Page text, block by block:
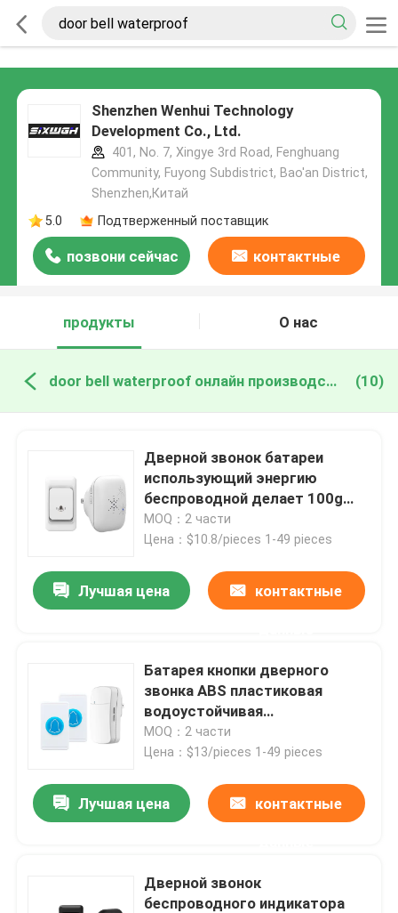
Shenzhen Wenhui Technology
Development Co., Ltd.
401, No. 7, Xingye 3rd Road, Fenghuang
Community, Fuyong Subdistrict, Bao'an District,
Shenzhen,Китай
5.0
Подтверженный поставщик
позвони сейчас контактные
продукты
О нас
door bell waterproof онлайн производство (10)
Дверной звонок батареи
использующий энергию
беспроводной делает 100g
дверной звонок водостойким
сигнала Ip55 беспроводной
MOQ：2 части
Цена：$10.8/pieces 1-49 pieces
Лучшая цена контактные
Батарея кнопки дверного
звонка ABS пластиковая
водоустойчивая
использующая энергию
MOQ：2 части
Цена：$13/pieces 1-49 pieces
Лучшая цена контактные
Дверной звонок
беспроводного индикатора